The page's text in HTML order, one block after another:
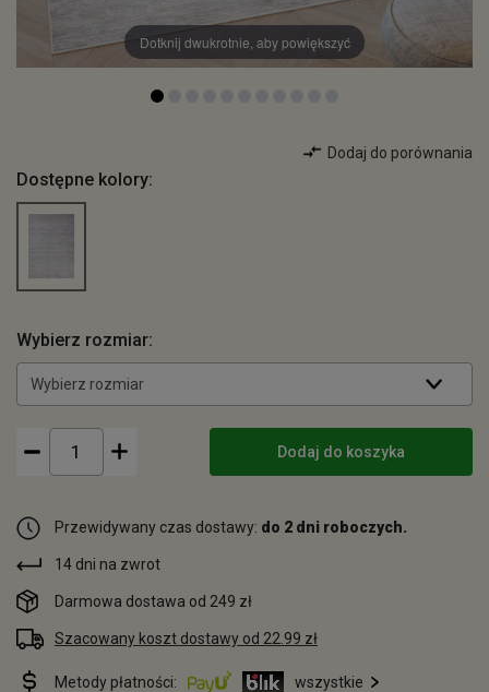
Dotknij dwukrotnie, aby powiększyć
Dodaj do porównania
Dostępne kolory:
Wybierz rozmiar:
Wybierz rozmiar
Dodaj do koszyka
Przewidywany czas dostawy: do 2 dni roboczych.
14 dni na zwrot
Darmowa dostawa od 249 zł
Szacowany koszt dostawy od 22.99 zł
Metody płatności: wszystkie